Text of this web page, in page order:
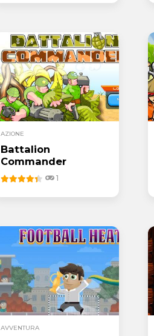
AZIONE
Battalion
Commander
1
AVVENTURA